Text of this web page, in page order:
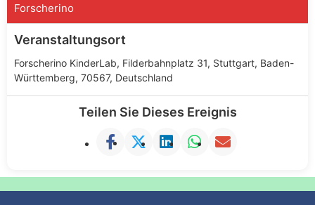
Forscherino
Veranstaltungsort
Forscherino KinderLab, Filderbahnplatz 31, Stuttgart, Baden-
Württemberg, 70567, Deutschland
Teilen Sie Dieses Ereignis